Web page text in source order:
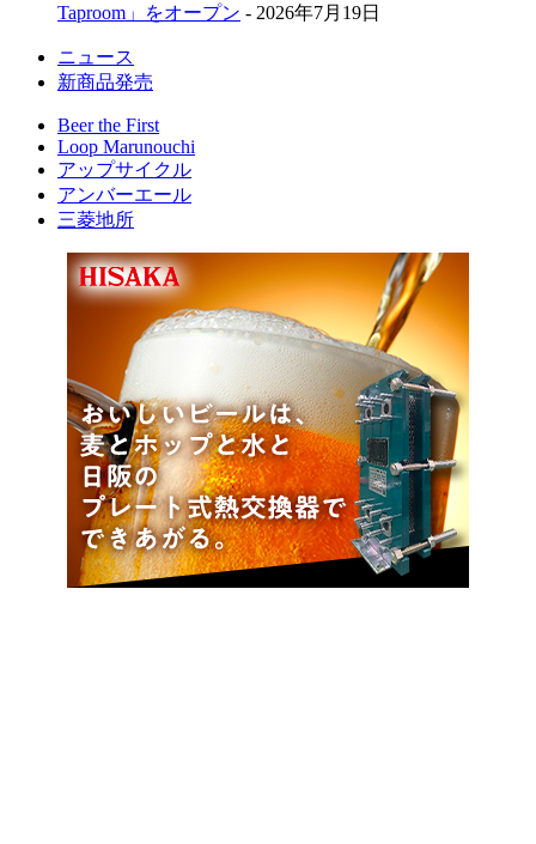
Taproom」をオープン - 2026年7月19日
ニュース
新商品発売
Beer the First
Loop Marunouchi
アップサイクル
アンバーエール
三菱地所